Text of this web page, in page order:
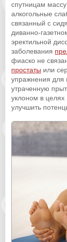
спутницам
алкогольные
связанный с
диванно-
эректильной
заболевания
фиаско не
простаты или
упражнения для
утраченную
уклоном в целях
улучшить